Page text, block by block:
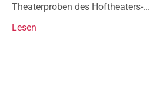
Theaterproben des Hoftheaters-...
Lesen